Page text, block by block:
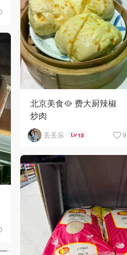
北京美食🥘 费大厨辣椒
炒肉
丢丢乐 13 9